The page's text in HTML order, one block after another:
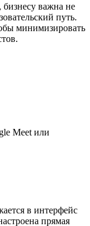
бизнесу важна не
путь.
минимизировать
Meet или
в интерфейс
прямая